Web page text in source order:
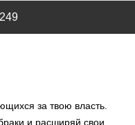
за твою власть.
и расширяй свои